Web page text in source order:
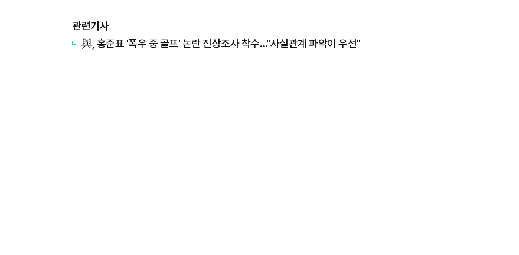
관련기사
​與, 홍준표 '폭우 중 골프' 논란 진상조사 착수..."사실관계 파악이 우선"